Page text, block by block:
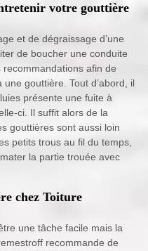
votre gouttière
et de dégraissage d’une
de boucher une conduite
recommandations afin de
gouttière. Tout d’abord, il
présente une fuite à
ci. Il suffit alors de la
gouttières sont aussi loin
petits trous au fil du temps,
la partie trouée avec
chez Toiture
une tâche facile mais la
recommande de